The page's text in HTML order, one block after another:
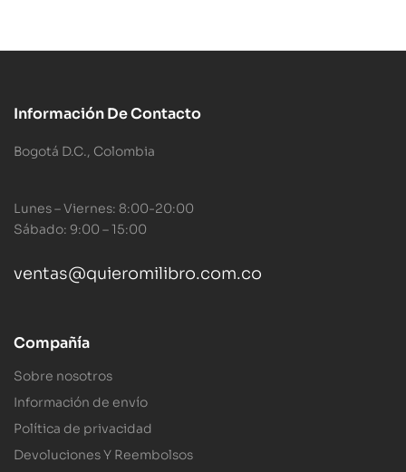
Información De Contacto
Bogotá D.C., Colombia
Lunes – Viernes: 8:00-20:00
Sábado: 9:00 – 15:00
ventas@quieromilibro.com.co
Compañía
Sobre nosotros
Información de envío
Política de privacidad
Devoluciones Y Reembolsos